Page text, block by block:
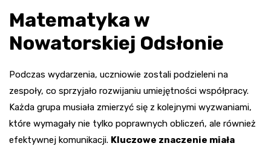
Matematyka w
Nowatorskiej Odsłonie
Podczas wydarzenia, uczniowie zostali podzieleni na
zespoły, co sprzyjało rozwijaniu umiejętności współpracy.
Każda grupa musiała zmierzyć się z kolejnymi wyzwaniami,
które wymagały nie tylko poprawnych obliczeń, ale również
efektywnej komunikacji. Kluczowe znaczenie miała